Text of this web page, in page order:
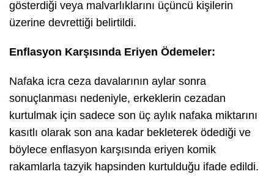
gösterdiği veya malvarlıklarını üçüncü kişilerin
üzerine devrettiği belirtildi.
​Enflasyon Karşısında Eriyen Ödemeler:
Nafaka icra ceza davalarının aylar sonra
sonuçlanması nedeniyle, erkeklerin cezadan
kurtulmak için sadece son üç aylık nafaka miktarını
kasıtlı olarak son ana kadar bekleterek ödediği ve
böylece enflasyon karşısında eriyen komik
rakamlarla tazyik hapsinden kurtulduğu ifade edildi.